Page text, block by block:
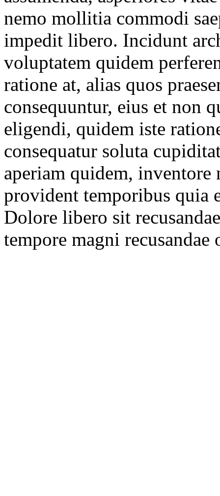
nemo mollitia commodi
impedit libero. Incidunt
voluptatem quidem
ratione at, alias quos
consequuntur, eius et non
eligendi, quidem iste
consequatur soluta
aperiam quidem,
provident temporibus quia
Dolore libero sit
tempore magni recusandae